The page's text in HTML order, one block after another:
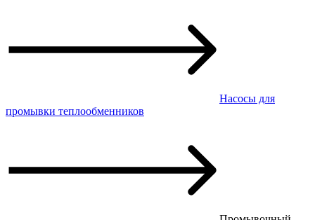
Насосы для
промывки теплообменников